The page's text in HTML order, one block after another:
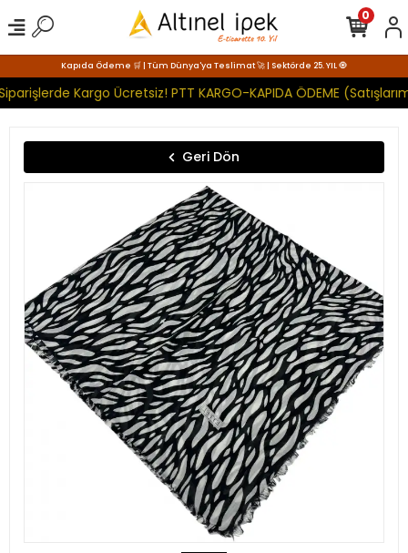
Kapıda Ödeme 🛒 | Tüm Dünya'ya Teslimat 🚀 | Sektörde 25. YIL 🧿
Kargo Ücretsiz! PTT KARGO-KAPIDA ÖDEME
0
Geri Dön